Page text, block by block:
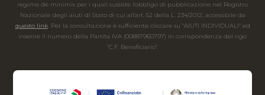
regime de minimis per i quali sussiste l'obbligo di pubblicazione nel Registro
Nazionale degli aiuti di Stato di cui all'art. 52 della L. 234/2012, accessibile da
questo link. Per la consultazione è sufficiente cliccare su "AIUTI INDIVIDUALI" ed
inserire il numero della Partita IVA (00887960797) in corrispondenza del rigo
"C.F. Beneficiario".